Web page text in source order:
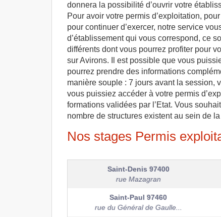
donnera la possibilité d’ouvrir votre
Pour avoir votre permis d’exploitation,
pour continuer d’exercer, notre service
d’établissement qui vous correspond, ce
différents dont vous pourrez profiter pour
sur Avirons. Il est possible que vous
pourrez prendre des informations
manière souple : 7 jours avant la session,
vous puissiez accéder à votre permis
formations validées par l’Etat. Vous
nombre de structures existent au sein de
Nos stages Permis
Saint-Denis 97400
rue Mazagran
Saint-Paul 97460
rue du Général de Gaulle...